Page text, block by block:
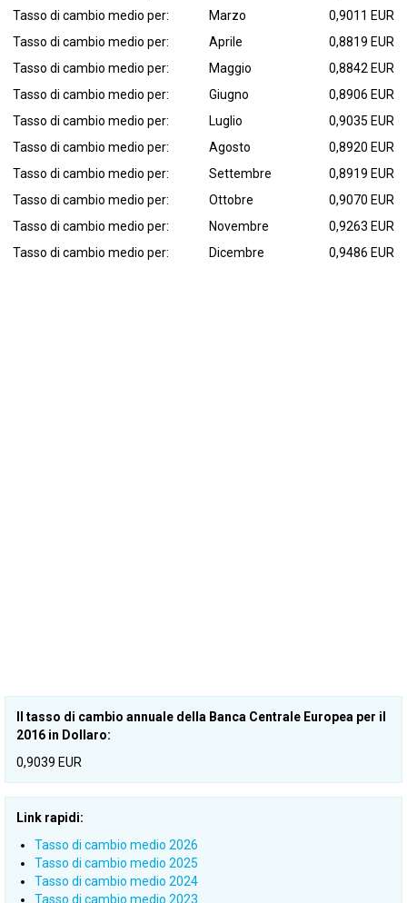
Tasso di cambio medio per:
Marzo
0,9011 EUR
Tasso di cambio medio per:
Aprile
0,8819 EUR
Tasso di cambio medio per:
Maggio
0,8842 EUR
Tasso di cambio medio per:
Giugno
0,8906 EUR
Tasso di cambio medio per:
Luglio
0,9035 EUR
Tasso di cambio medio per:
Agosto
0,8920 EUR
Tasso di cambio medio per:
Settembre
0,8919 EUR
Tasso di cambio medio per:
Ottobre
0,9070 EUR
Tasso di cambio medio per:
Novembre
0,9263 EUR
Tasso di cambio medio per:
Dicembre 0,9486 EUR
Il tasso di cambio annuale della Banca Centrale Europea per il
2016 in Dollaro:
0,9039 EUR
Link rapidi:
Tasso di cambio medio 2026
Tasso di cambio medio 2025
Tasso di cambio medio 2024
Tasso di cambio medio 2023